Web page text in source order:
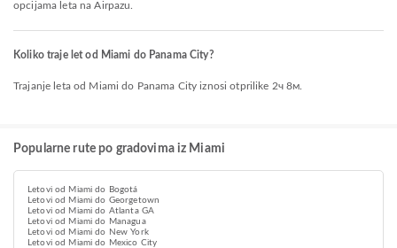
opcijama leta na Airpazu.
Koliko traje let od Miami do Panama City?
Trajanje leta od Miami do Panama City iznosi otprilike 2ч 8м.
Popularne rute po gradovima iz Miami
Letovi od Miami do Bogotá
Letovi od Miami do Georgetown
Letovi od Miami do Atlanta GA
Letovi od Miami do Managua
Letovi od Miami do New York
Letovi od Miami do Mexico City